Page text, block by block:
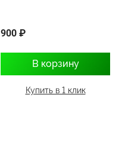
900 ₽
В корзину
Купить в 1 клик